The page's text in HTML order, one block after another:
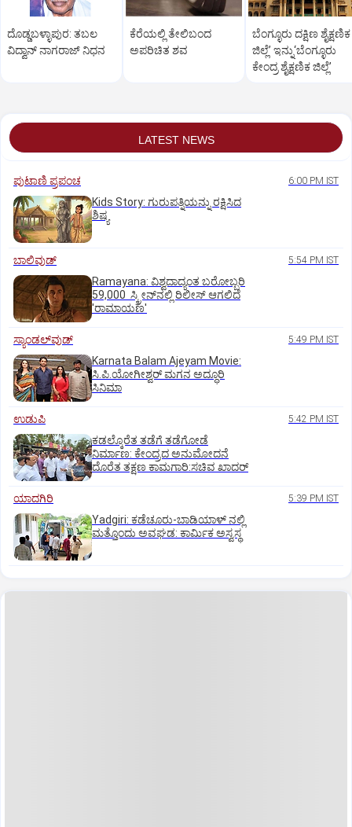
ದೊಡ್ಡಬಳ್ಳಾಪುರ: ತಬಲ
ವಿದ್ವಾನ್‌ ನಾಗರಾಜ್‌ ನಿಧನ
ಕೆರೆಯಲ್ಲಿ ತೇಲಿಬಂದ
ಅಪರಿಚಿತ ಶವ
ಬೆಂಗ್ಳೂರು ದಕ್ಷಿಣ ಶೈಕ್ಷಣಿಕ
ಜಿಲ್ಲೆ’ ಇನ್ನು‘ಬೆಂಗ್ಳೂರು
ಕೇಂದ್ರ ಶೈಕ್ಷಣಿಕ ಜಿಲ್ಲೆ’
LATEST NEWS
ಪುಟಾಣಿ ಪ್ರಪಂಚ 6:00 PM IST
Kids Story: ಗುರುಪತ್ನಿಯನ್ನು ರಕ್ಷಿಸಿದ
ಶಿಷ್ಯ
ಬಾಲಿವುಡ್‌ 5:54 PM IST
Ramayana: ವಿಶ್ವದಾದ್ಯಂತ ಬರೋಬ್ಬರಿ
59,000 ಸ್ಕ್ರೀನ್‌ನಲ್ಲಿ ರಿಲೀಸ್‌ ಆಗಲಿದೆ
'ರಾಮಾಯಣ'
ಸ್ಯಾಂಡಲ್‌ವುಡ್‌ 5:49 PM IST
Karnata Balam Ajeyam Movie:
ಸಿ.ಪಿ.ಯೋಗೀಶ್ವರ್‌ ಮಗನ ಅದ್ಧೂರಿ
ಸಿನಿಮಾ
ಉಡುಪಿ 5:42 PM IST
ಕಡಲ್ಕೊರೆತ ತಡೆಗೆ ತಡೆಗೋಡೆ
ನಿರ್ಮಾಣ: ಕೇಂದ್ರದ ಅನುಮೋದನೆ
ದೊರೆತ ತಕ್ಷಣ ಕಾಮಗಾರಿ:ಸಚಿವ ಖಾದರ್
ಯಾದಗಿರಿ 5:39 PM IST
Yadgiri: ಕಡೆಚೂರು-ಬಾಡಿಯಾಳ್ ನಲ್ಲಿ
ಮತ್ತೊಂದು ಅವಘಡ: ಕಾರ್ಮಿಕ ಅಸ್ವಸ್ಥ